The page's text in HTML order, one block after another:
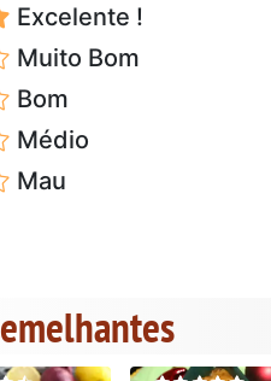
Excelente !
Muito Bom
Bom
Médio
Mau